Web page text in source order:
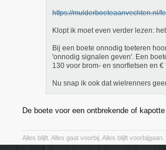
https://mulderboeteaanvechten.nl/
Klopt ik moet even verder lezen:
Bij een boete onnodig toeteren
'onnodig signalen geven'. Een
130 voor brom- en snorfietsen en €
Nu snap ik ook dat wielrenners
De boete voor een ontbrekende of
Alles blijft. Alles gaat voorbij. Alles blijft voorbijgaan.